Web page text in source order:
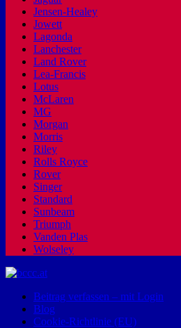
Jensen-Healey
Jowett
Lagonda
Lanchester
Land Rover
Lea-Francis
Lotus
McLaren
MG
Morgan
Morris
Riley
Rolls Royce
Rover
Singer
Standard
Sunbeam
Triumph
Vanden Plas
Wolseley
Beitrag verfassen – mit Login
Blog
Cookie-Richtlinie (EU)